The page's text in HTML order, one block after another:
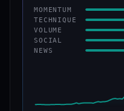
VS ATH
−3,2 %
CONFIANCE
MOMENTUM
TECHNIQUE
VOLUME
SOCIAL
NEWS